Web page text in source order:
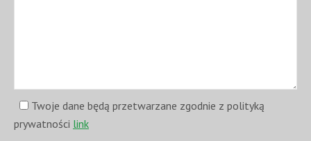
Twoje dane będą przetwarzane zgodnie z polityką
prywatności link